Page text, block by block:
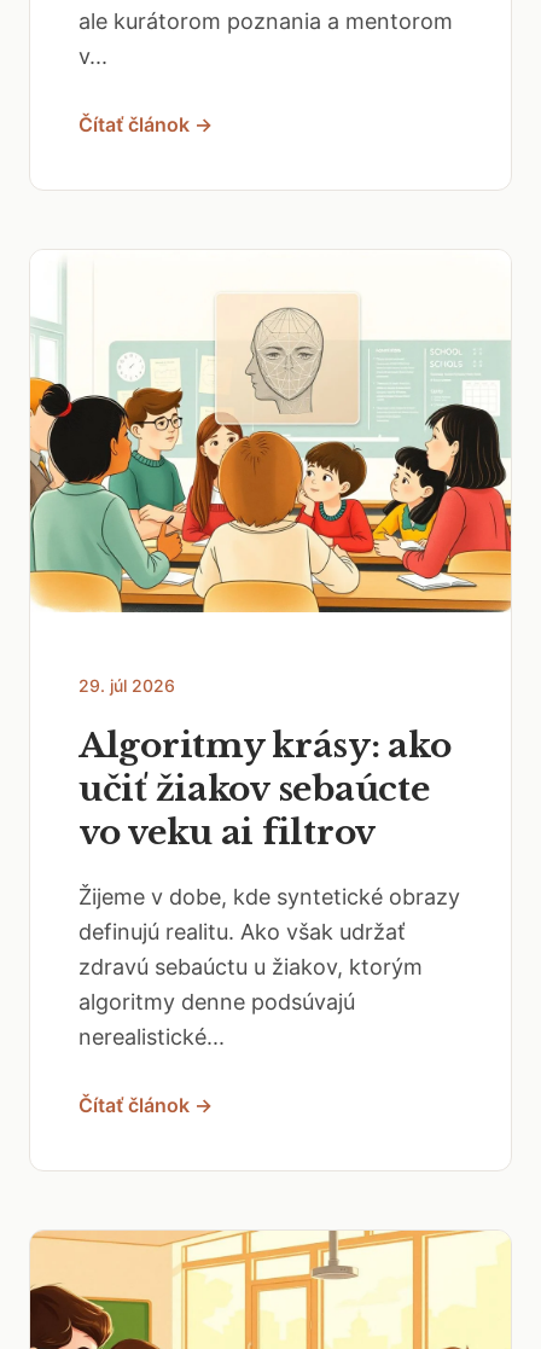
ale kurátorom poznania a mentorom
v...
Čítať článok →
29. júl 2026
Algoritmy krásy: ako
učiť žiakov sebaúcte
vo veku ai filtrov
Žijeme v dobe, kde syntetické obrazy
definujú realitu. Ako však udržať
zdravú sebaúctu u žiakov, ktorým
algoritmy denne podsúvajú
nerealistické...
Čítať článok →